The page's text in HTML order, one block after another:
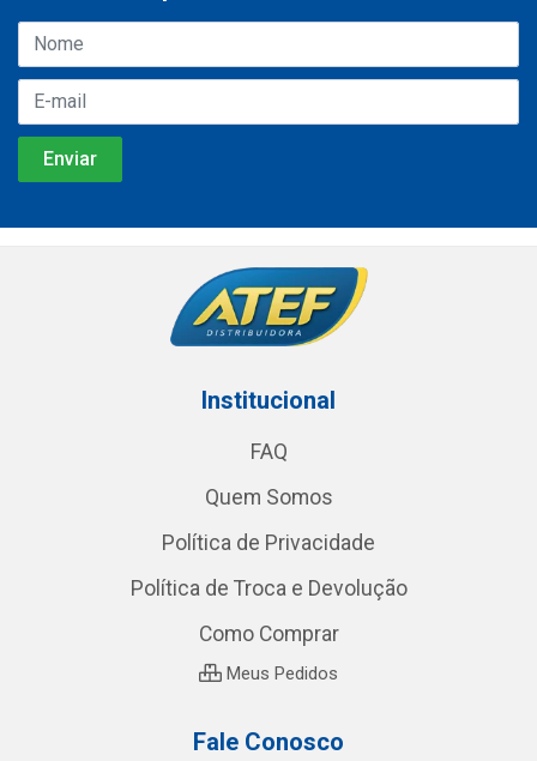
Institucional
FAQ
Quem Somos
Política de Privacidade
Política de Troca e Devolução
Como Comprar
Meus Pedidos
Fale Conosco